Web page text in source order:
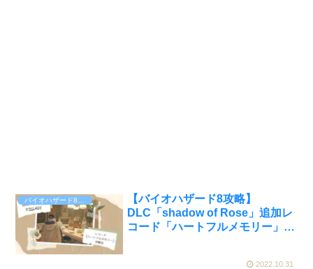
【バイオハザード8攻略】
DLC「shadow of Rose」追加レ
コード「ハートフルメモリー」取
2022.10.31